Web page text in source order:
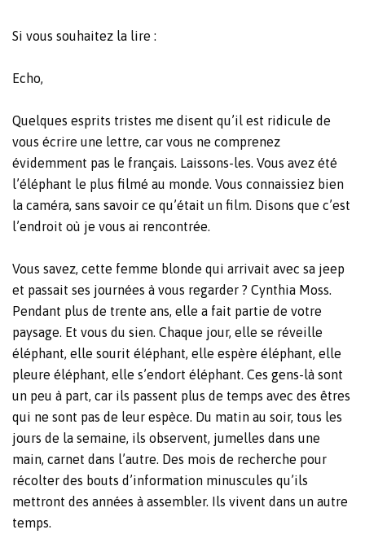
Si vous souhaitez la lire :
Echo,
Quelques esprits tristes me disent qu’il est ridicule de
vous écrire une lettre, car vous ne comprenez
évidemment pas le français. Laissons-les. Vous avez été
l’éléphant le plus filmé au monde. Vous connaissiez bien
la caméra, sans savoir ce qu’était un film. Disons que c’est
l’endroit où je vous ai rencontrée.
Vous savez, cette femme blonde qui arrivait avec sa jeep
et passait ses journées à vous regarder ? Cynthia Moss.
Pendant plus de trente ans, elle a fait partie de votre
paysage. Et vous du sien. Chaque jour, elle se réveille
éléphant, elle sourit éléphant, elle espère éléphant, elle
pleure éléphant, elle s’endort éléphant. Ces gens-là sont
un peu à part, car ils passent plus de temps avec des êtres
qui ne sont pas de leur espèce. Du matin au soir, tous les
jours de la semaine, ils observent, jumelles dans une
main, carnet dans l’autre. Des mois de recherche pour
récolter des bouts d’information minuscules qu’ils
mettront des années à assembler. Ils vivent dans un autre
temps.